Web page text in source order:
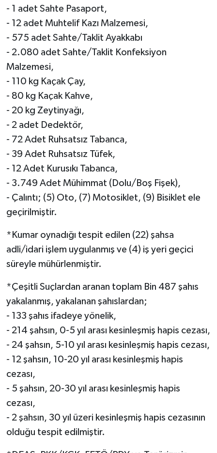
- 1 adet Sahte Pasaport,
- 12 adet Muhtelif Kazı Malzemesi,
- 575 adet Sahte/Taklit Ayakkabı
- 2.080 adet Sahte/Taklit Konfeksiyon
Malzemesi,
- 110 kg Kaçak Çay,
- 80 kg Kaçak Kahve,
- 20 kg Zeytinyağı,
- 2 adet Dedektör,
- 72 Adet Ruhsatsız Tabanca,
- 39 Adet Ruhsatsız Tüfek,
- 12 Adet Kurusıkı Tabanca,
- 3.749 Adet Mühimmat (Dolu/Boş Fişek),
- Çalıntı; (5) Oto, (7) Motosiklet, (9) Bisiklet ele
geçirilmiştir.
*Kumar oynadığı tespit edilen (22) şahsa
adli/idari işlem uygulanmış ve (4) iş yeri geçici
süreyle mühürlenmiştir.
*Çeşitli Suçlardan aranan toplam Bin 487 şahıs
yakalanmış, yakalanan şahıslardan;
- 133 şahıs ifadeye yönelik,
- 214 şahsın, 0-5 yıl arası kesinleşmiş hapis cezası,
- 24 şahsın, 5-10 yıl arası kesinleşmiş hapis cezası,
- 12 şahsın, 10-20 yıl arası kesinleşmiş hapis
cezası,
- 5 şahsın, 20-30 yıl arası kesinleşmiş hapis
cezası,
- 2 şahsın, 30 yıl üzeri kesinleşmiş hapis cezasının
olduğu tespit edilmiştir.